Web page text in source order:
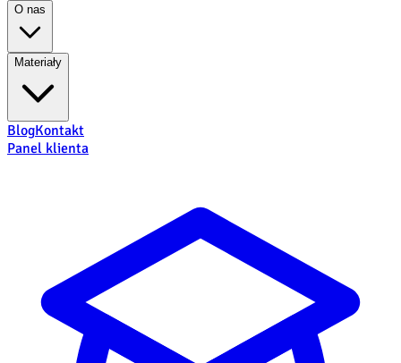
O nas
Materiały
BlogKontakt
Panel klienta